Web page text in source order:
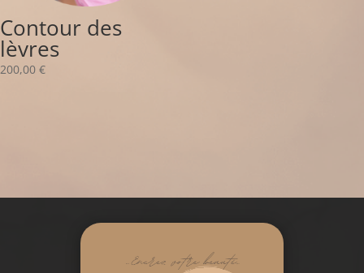
Contour des
lèvres
200,00 €